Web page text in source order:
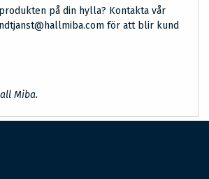
på din hylla? Kontakta vår
för att blir kund
Miba.